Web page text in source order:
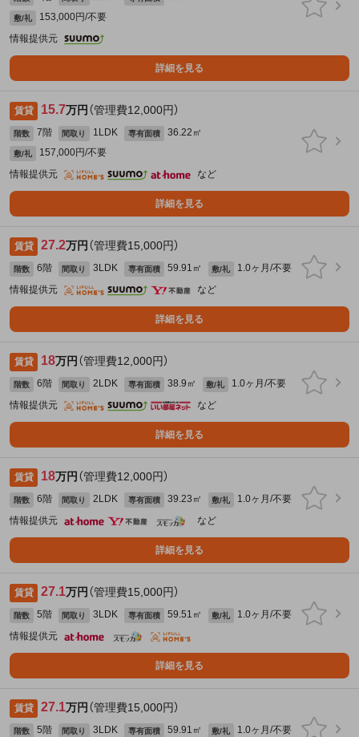
敷/礼
153,000円/不要
情報提供元
詳細を見る
賃貸 15.7万円 （管理費12,000円）
階数 7階 間取り 1LDK 専有面積 36.22㎡
敷/礼
157,000円/不要
情報提供元
など
詳細を見る
賃貸 27.2万円 （管理費15,000円）
階数 6階 間取り 3LDK 専有面積 59.91㎡ 敷/礼
1.0ヶ月/不要
情報提供元
など
詳細を見る
賃貸 18万円 （管理費12,000円）
階数 6階 間取り 2LDK 専有面積 38.9㎡ 敷/礼
1.0ヶ月/不要
情報提供元
など
詳細を見る
賃貸 18万円 （管理費12,000円）
階数 6階 間取り 2LDK 専有面積 39.23㎡ 敷/礼
1.0ヶ月/不要
情報提供元
など
詳細を見る
賃貸 27.1万円 （管理費15,000円）
階数 5階 間取り 3LDK 専有面積 59.51㎡ 敷/礼
1.0ヶ月/不要
情報提供元
詳細を見る
賃貸 27.1万円 （管理費15,000円）
階数 5階 間取り 3LDK 専有面積 59.91㎡ 敷/礼
1.0ヶ月/不要